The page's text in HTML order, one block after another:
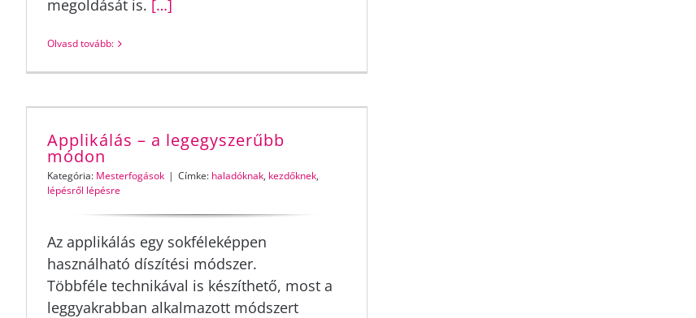
megoldását is. […]
Olvasd tovább:
Applikálás – a legegyszerűbb
módon
Kategória: Mesterfogások | Címke: haladóknak, kezdőknek,
lépésről lépésre
Az applikálás egy sokféleképpen
használható díszítési módszer.
Többféle technikával is készíthető, most a
leggyakrabban alkalmazott módszert